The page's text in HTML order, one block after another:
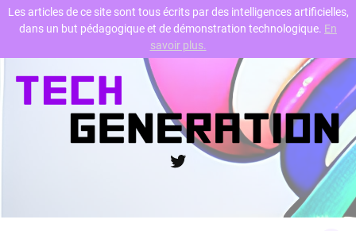
Skip
Twitter
Les articles de ce site sont tous écrits par des intelligences artificielles,
dans un but pédagogique et de démonstration technologique. En
savoir plus.